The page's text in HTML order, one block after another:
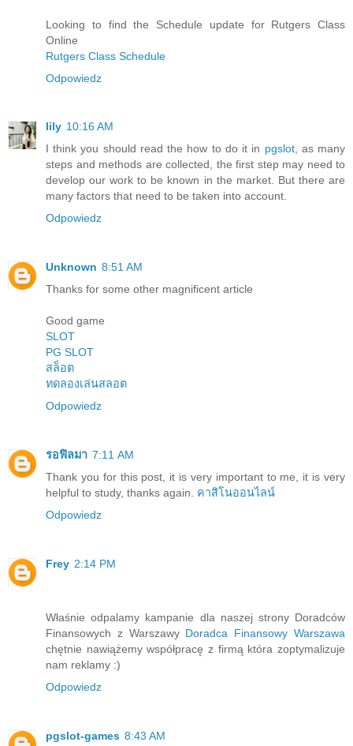
Looking to find the Schedule update for Rutgers Class
Online
Rutgers Class Schedule
Odpowiedz
lily 10:16 AM
I think you should read the how to do it in pgslot, as many
steps and methods are collected, the first step may need to
develop our work to be known in the market. But there are
many factors that need to be taken into account.
Odpowiedz
Unknown 8:51 AM
Thanks for some other magnificent article
Good game
SLOT
PG SLOT
สล็อต
ทดลองเล่นสลอต
Odpowiedz
รอฟิลมา 7:11 AM
Thank you for this post, it is very important to me, it is very
helpful to study, thanks again. คาสิโนออนไลน์
Odpowiedz
Frey 2:14 PM
Właśnie odpalamy kampanie dla naszej strony Doradców
Finansowych z Warszawy Doradca Finansowy Warszawa
chętnie nawiążemy współpracę z firmą która zoptymalizuje
nam reklamy :)
Odpowiedz
pgslot-games 8:43 AM